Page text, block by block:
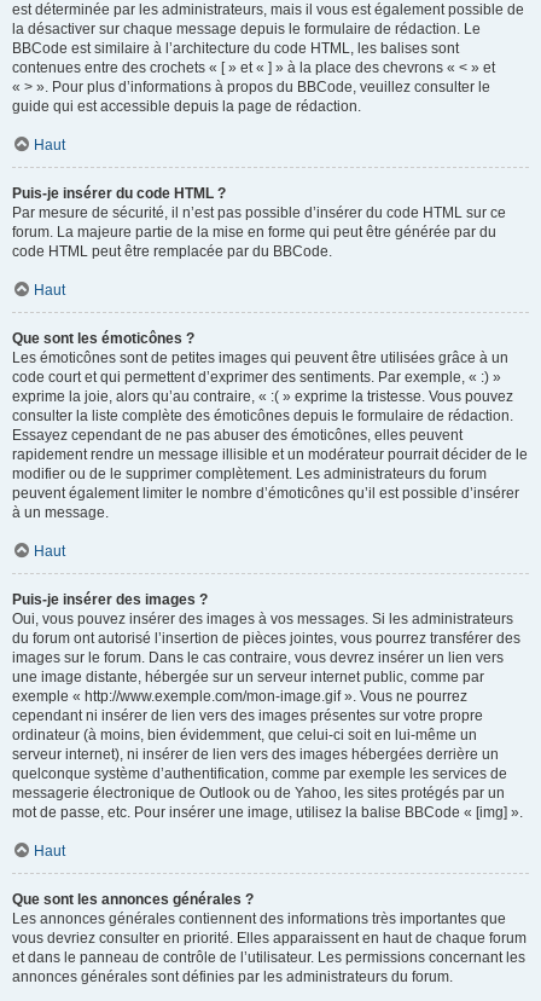
est déterminée par les administrateurs, mais il vous est également possible de
la désactiver sur chaque message depuis le formulaire de rédaction. Le
BBCode est similaire à l’architecture du code HTML, les balises sont
contenues entre des crochets « [ » et « ] » à la place des chevrons « < » et
« > ». Pour plus d’informations à propos du BBCode, veuillez consulter le
guide qui est accessible depuis la page de rédaction.
Haut
Puis-je insérer du code HTML ?
Par mesure de sécurité, il n’est pas possible d’insérer du code HTML sur ce
forum. La majeure partie de la mise en forme qui peut être générée par du
code HTML peut être remplacée par du BBCode.
Haut
Que sont les émoticônes ?
Les émoticônes sont de petites images qui peuvent être utilisées grâce à un
code court et qui permettent d’exprimer des sentiments. Par exemple, « :) »
exprime la joie, alors qu’au contraire, « :( » exprime la tristesse. Vous pouvez
consulter la liste complète des émoticônes depuis le formulaire de rédaction.
Essayez cependant de ne pas abuser des émoticônes, elles peuvent
rapidement rendre un message illisible et un modérateur pourrait décider de le
modifier ou de le supprimer complètement. Les administrateurs du forum
peuvent également limiter le nombre d’émoticônes qu’il est possible d’insérer
à un message.
Haut
Puis-je insérer des images ?
Oui, vous pouvez insérer des images à vos messages. Si les administrateurs
du forum ont autorisé l’insertion de pièces jointes, vous pourrez transférer des
images sur le forum. Dans le cas contraire, vous devrez insérer un lien vers
une image distante, hébergée sur un serveur internet public, comme par
exemple « http://www.exemple.com/mon-image.gif ». Vous ne pourrez
cependant ni insérer de lien vers des images présentes sur votre propre
ordinateur (à moins, bien évidemment, que celui-ci soit en lui-même un
serveur internet), ni insérer de lien vers des images hébergées derrière un
quelconque système d’authentification, comme par exemple les services de
messagerie électronique de Outlook ou de Yahoo, les sites protégés par un
mot de passe, etc. Pour insérer une image, utilisez la balise BBCode « [img] ».
Haut
Que sont les annonces générales ?
Les annonces générales contiennent des informations très importantes que
vous devriez consulter en priorité. Elles apparaissent en haut de chaque forum
et dans le panneau de contrôle de l’utilisateur. Les permissions concernant les
annonces générales sont définies par les administrateurs du forum.